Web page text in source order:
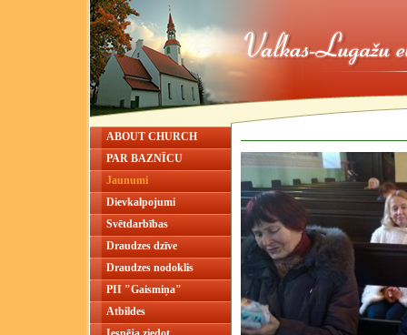
ABOUT CHURCH
PAR BAZNĪCU
Jaunumi
Dievkalpojumi
Svētdarbības
Draudzes dzīve
Draudzes nodoklis
PII "Gaismiņa"
Atbildes